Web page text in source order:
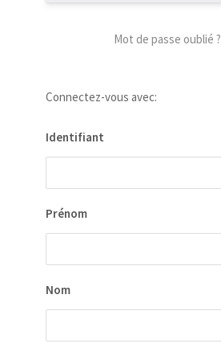
Mot de passe oublié ?
Connectez-vous avec:
Identifiant
Prénom
Nom